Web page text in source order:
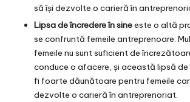
să își dezvolte o carieră în
Lipsa de încredere în sineeste o altă
se confruntă femeile antreprenoare.
femeile nu sunt suficient de
conduce o afacere, și această lipsă
fi foarte dăunătoare pentru femeile
dezvolte o carieră în antreprenoriat.